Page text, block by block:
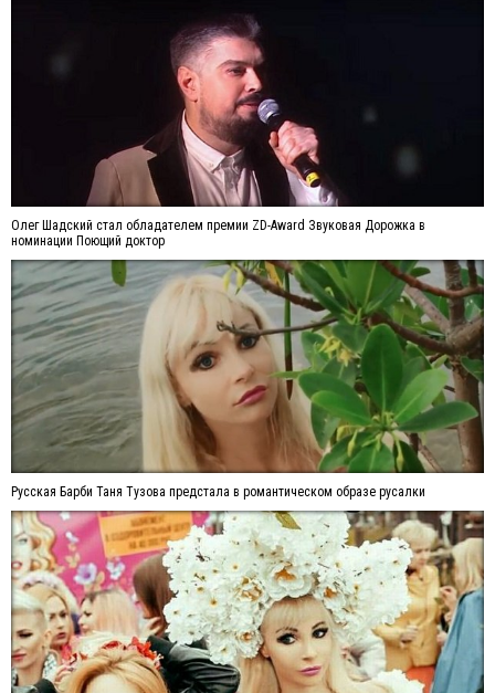
Олег Шадский стал обладателем премии ZD-Award Звуковая Дорожка в
номинации Поющий доктор
Русская Барби Таня Тузова предстала в романтическом образе русалки